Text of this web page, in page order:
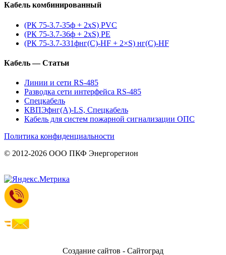
Кабель комбинированный
(РК 75-3.7-35ф + 2xS) PVC
(РК 75-3.7-36ф + 2xS) PE
(РК 75-3.7-331фнг(С)-HF + 2×S) нг(С)-HF
Кабель — Статьи
Линии и сети RS-485
Разводка сети интерфейса RS-485
Спецкабель
КВПЭфнг(А)-LS, Спецкабель
Кабель для систем пожарной сигнализации ОПС
Политика конфиденциальности
© 2012-2026 ООО ПКФ Энергорегион
Создание сайтов - Сайтоград